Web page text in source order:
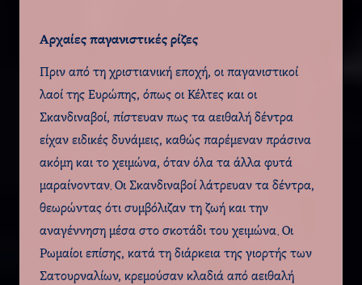
Αρχαίες παγανιστικές ρίζες
Πριν από τη χριστιανική εποχή, οι παγανιστικοί
λαοί της Ευρώπης, όπως οι Κέλτες και οι
Σκανδιναβοί, πίστευαν πως τα αειθαλή δέντρα
είχαν ειδικές δυνάμεις, καθώς παρέμεναν πράσινα
ακόμη και το χειμώνα, όταν όλα τα άλλα φυτά
μαραίνονταν. Οι Σκανδιναβοί λάτρευαν τα δέντρα,
θεωρώντας ότι συμβόλιζαν τη ζωή και την
αναγέννηση μέσα στο σκοτάδι του χειμώνα. Οι
Ρωμαίοι επίσης, κατά τη διάρκεια της γιορτής των
Σατουρναλίων, κρεμούσαν κλαδιά από αειθαλή